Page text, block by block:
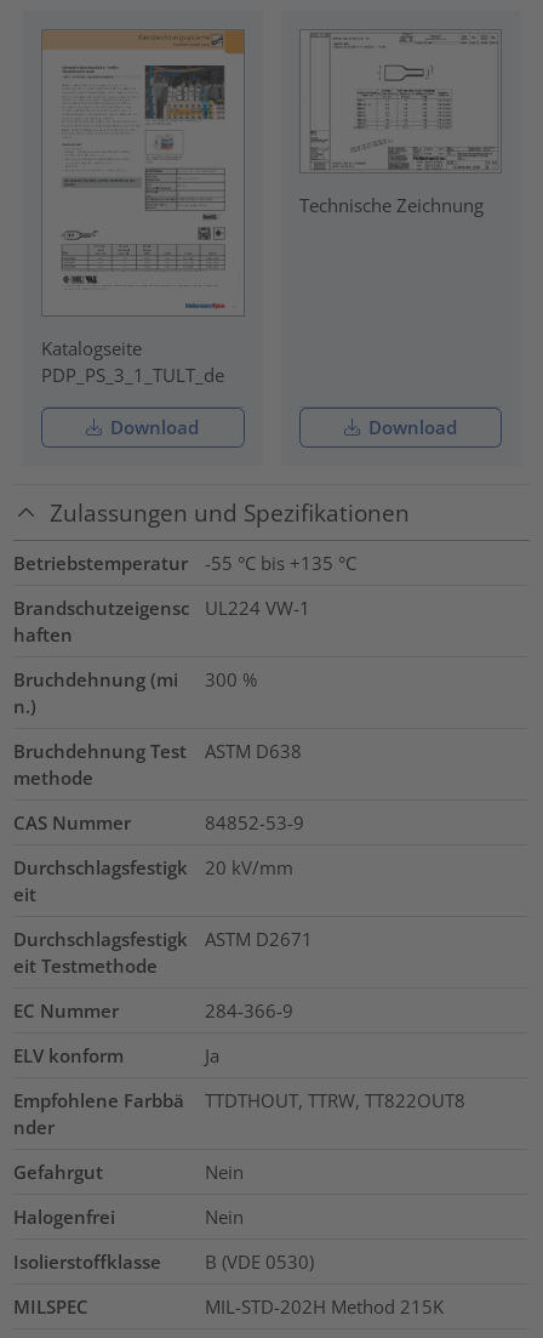
Katalogseite
PDP_PS_3_1_TULT_de
Download
Technische Zeichnung
Download
Zulassungen und Spezifikationen
Betriebstemperatur
-55 °C bis +135 °C
Brandschutzeigensc
haften
UL224 VW-1
Bruchdehnung (mi
n.)
300 %
Bruchdehnung Test
methode
ASTM D638
CAS Nummer
84852-53-9
Durchschlagsfestigk
eit
20 kV/mm
Durchschlagsfestigk
eit Testmethode
ASTM D2671
EC Nummer
284-366-9
ELV konform
Ja
Empfohlene Farbbä
nder
TTDTHOUT, TTRW, TT822OUT8
Gefahrgut
Nein
Halogenfrei
Nein
Isolierstoffklasse
B (VDE 0530)
MILSPEC
MIL-STD-202H Method 215K